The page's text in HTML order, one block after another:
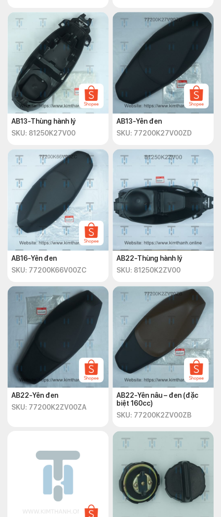
AB13-Thùng hành lý
SKU: 81250K27V00
AB13-Yên đen
SKU: 77200K27V00ZD
AB16-Yên đen
SKU: 77200K66V00ZC
AB22-Thùng hành lý
SKU: 81250K2ZV00
AB22-Yên đen
SKU: 77200K2ZV00ZA
AB22-Yên nâu – đen (đặc
biệt 160cc)
SKU: 77200K2ZV00ZB